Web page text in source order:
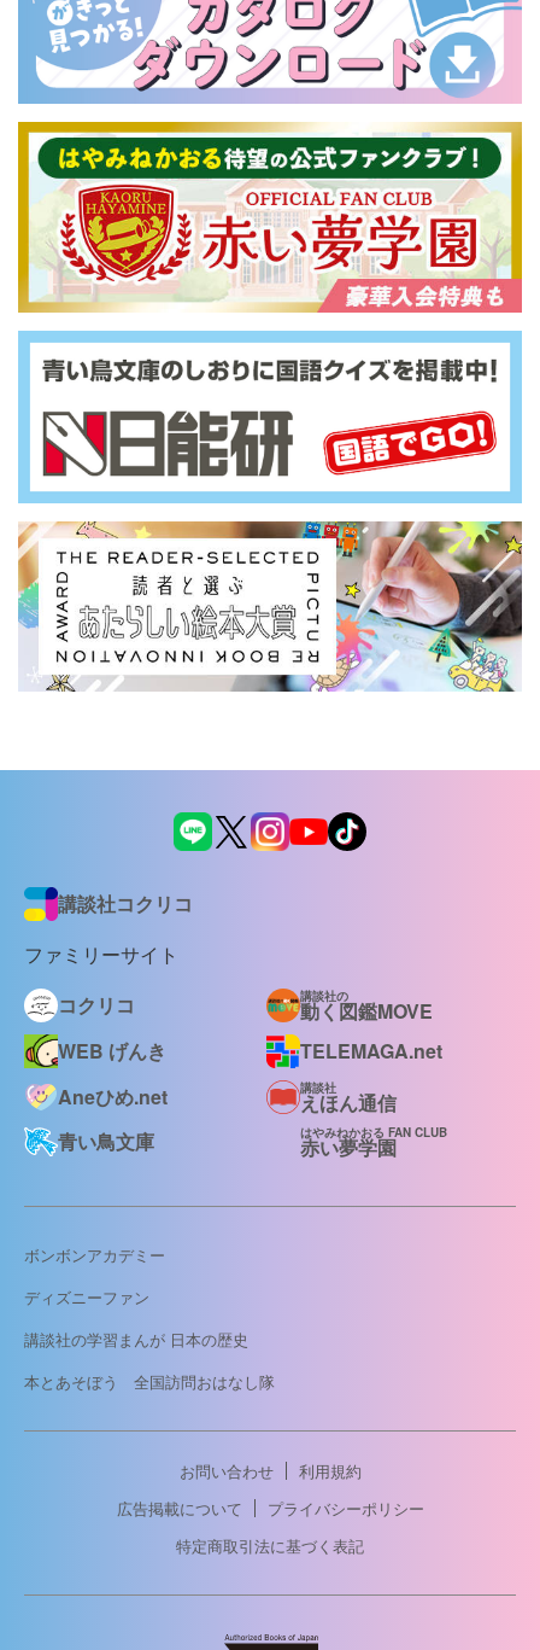
講談社コクリコ
ファミリーサイト
コクリコ
講談社の
動く図鑑MOVE
WEB げんき
TELEMAGA.net
Aneひめ.net
講談社
えほん通信
青い鳥文庫
はやみねかおる FAN CLUB
赤い夢学園
ボンボンアカデミー
ディズニーファン
講談社の学習まんが 日本の歴史
本とあそぼう 全国訪問おはなし隊
お問い合わせ
利用規約
広告掲載について
プライバシーポリシー
特定商取引法に基づく表記